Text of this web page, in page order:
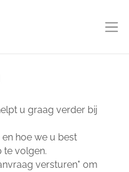
u graag verder bij
hoe we u best
te volgen.
versturen" om